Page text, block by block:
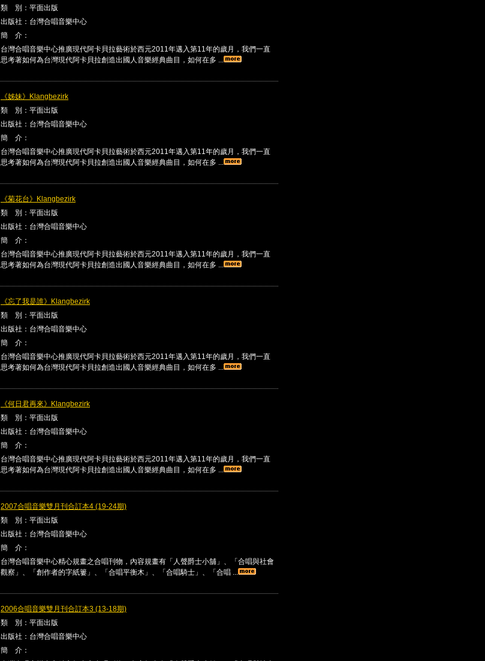
類 別：平面出版
出版社：台灣合唱音樂中心
簡 介：
台灣合唱音樂中心推廣現代阿卡貝拉藝術於西元2011年邁入第11年的歲月，我們一直
思考著如何為台灣現代阿卡貝拉創造出國人音樂經典曲目，如何在多 ...
《姊妹》Klangbezirk
類 別：平面出版
出版社：台灣合唱音樂中心
簡 介：
台灣合唱音樂中心推廣現代阿卡貝拉藝術於西元2011年邁入第11年的歲月，我們一直
思考著如何為台灣現代阿卡貝拉創造出國人音樂經典曲目，如何在多 ...
《菊花台》Klangbezirk
類 別：平面出版
出版社：台灣合唱音樂中心
簡 介：
台灣合唱音樂中心推廣現代阿卡貝拉藝術於西元2011年邁入第11年的歲月，我們一直
思考著如何為台灣現代阿卡貝拉創造出國人音樂經典曲目，如何在多 ...
《忘了我是誰》Klangbezirk
類 別：平面出版
出版社：台灣合唱音樂中心
簡 介：
台灣合唱音樂中心推廣現代阿卡貝拉藝術於西元2011年邁入第11年的歲月，我們一直
思考著如何為台灣現代阿卡貝拉創造出國人音樂經典曲目，如何在多 ...
《何日君再來》Klangbezirk
類 別：平面出版
出版社：台灣合唱音樂中心
簡 介：
台灣合唱音樂中心推廣現代阿卡貝拉藝術於西元2011年邁入第11年的歲月，我們一直
思考著如何為台灣現代阿卡貝拉創造出國人音樂經典曲目，如何在多 ...
2007合唱音樂雙月刊合訂本4 (19-24期)
類 別：平面出版
出版社：台灣合唱音樂中心
簡 介：
台灣合唱音樂中心精心規畫之合唱刊物，內容規畫有「人聲爵士小舖」、「合唱與社會
觀察」、「創作者的字紙簍」、「合唱平衡木」、「合唱騎士」、「合唱 ...
2006合唱音樂雙月刊合訂本3 (13-18期)
類 別：平面出版
出版社：台灣合唱音樂中心
簡 介：